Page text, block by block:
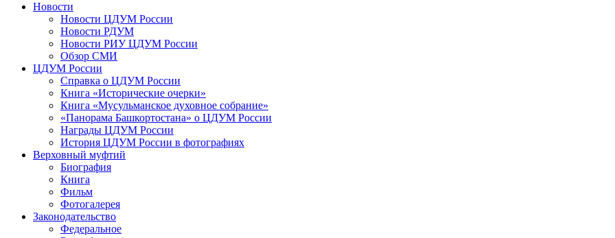
Новости
Новости ЦДУМ России
Новости РДУМ
Новости РИУ ЦДУМ России
Обзор СМИ
ЦДУМ России
Справка о ЦДУМ России
Книга «Исторические очерки»
Книга «Мусульманское духовное собрание»
«Панорама Башкортостана» о ЦДУМ России
Награды ЦДУМ России
История ЦДУМ России в фотографиях
Верховный муфтий
Биография
Книга
Фильм
Фотогалерея
Законодательство
Федеральное